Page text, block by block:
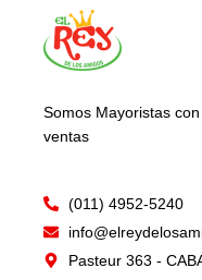
Somos Mayoristas
ventas
(011) 4952-5240
Pasteur 363 -